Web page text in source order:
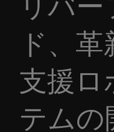
ド、
支援ロ
テムの